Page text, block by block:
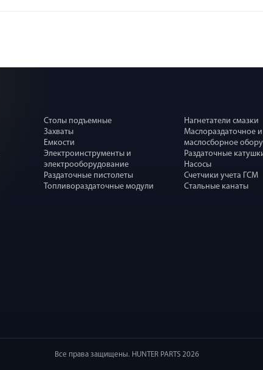
Столы подъемные
Захваты
Емкости
Электроинструменты и
электрооборудование
Раздаточные пистолеты
Топливораздаточные модули
Нагнетатели смазки
Маслораздаточное и
маслосборное
Раздаточные
Насосы
Счетчики учета ГСМ
Стальные канаты
Все права защищены. HUNTER PARTS 2026